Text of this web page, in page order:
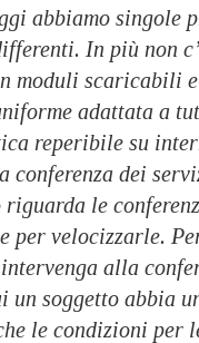
abbiamo singole
In più non
moduli scaricabili
adattata a
reperibile su
conferenza dei
le
per velocizzarle.
alla
un soggetto abbia
le condizioni per